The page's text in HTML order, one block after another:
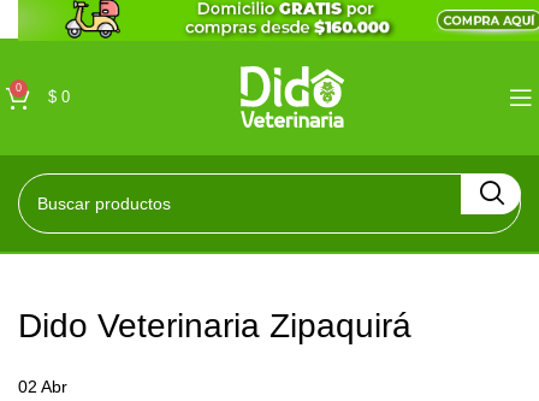
0
$ 0
Dido Veterinaria Zipaquirá
02 Abr